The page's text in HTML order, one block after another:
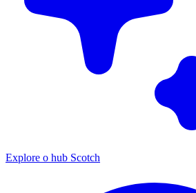
Explore o hub Scotch